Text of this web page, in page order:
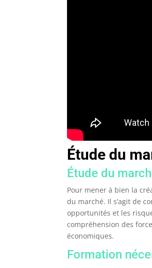
Étude du
Étude du
Pour mener à bien la
du marché. Il s’agit de
opportunités et les
compréhension des
économiques.
Formation